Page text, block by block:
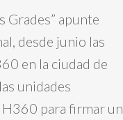
Grades” apunte
desde junio las
en la ciudad de
unidades
para firmar un